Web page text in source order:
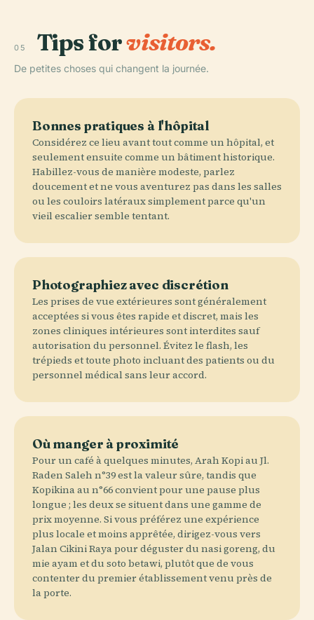
05 Tips forvisitors.
De petites choses qui changent la journée.
Bonnes pratiques à l'hôpital
Considérez ce lieu avant tout comme un hôpital, et
seulement ensuite comme un bâtiment historique.
Habillez-vous de manière modeste, parlez
doucement et ne vous aventurez pas dans les salles
ou les couloirs latéraux simplement parce qu'un
vieil escalier semble tentant.
Photographiez avec discrétion
Les prises de vue extérieures sont généralement
acceptées si vous êtes rapide et discret, mais les
zones cliniques intérieures sont interdites sauf
autorisation du personnel. Évitez le flash, les
trépieds et toute photo incluant des patients ou du
personnel médical sans leur accord.
Où manger à proximité
Pour un café à quelques minutes, Arah Kopi au Jl.
Raden Saleh n°39 est la valeur sûre, tandis que
Kopikina au n°66 convient pour une pause plus
longue ; les deux se situent dans une gamme de
prix moyenne. Si vous préférez une expérience
plus locale et moins apprêtée, dirigez-vous vers
Jalan Cikini Raya pour déguster du nasi goreng, du
mie ayam et du soto betawi, plutôt que de vous
contenter du premier établissement venu près de
la porte.